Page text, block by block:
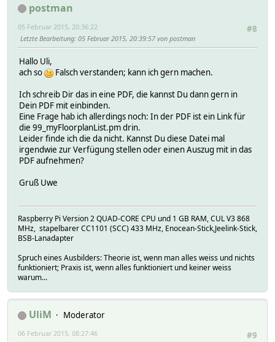
postman
#8
05 Februar 2015, 20:36:22
Letzte Bearbeitung: 05 Februar 2015, 20:39:57 von postman
Hallo Uli,
ach so
Falsch verstanden; kann ich gern machen.
Ich schreib Dir das in eine PDF, die kannst Du dann gern in
Dein PDF mit einbinden.
Eine Frage hab ich allerdings noch: In der PDF ist ein Link für
die 99_myFloorplanList.pm drin.
Leider finde ich die da nicht. Kannst Du diese Datei mal
irgendwie zur Verfügung stellen oder einen Auszug mit in das
PDF aufnehmen?
Gruß Uwe
Raspberry Pi Version 2 QUAD-CORE CPU und 1 GB RAM, CUL V3 868
MHz, stapelbarer CC1101 (SCC) 433 MHz, Enocean-Stick,Jeelink-Stick,
BSB-Lanadapter
Spruch eines Ausbilders: Theorie ist, wenn man alles weiss und nichts
funktioniert; Praxis ist, wenn alles funktioniert und keiner weiss
warum...
UliM
Moderator
#9
06 Februar 2015, 08:27:46